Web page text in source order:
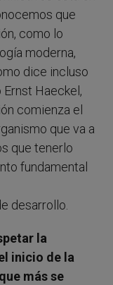
que
como lo
moderna,
dice incluso
Haeckel,
comienza el
que va a
que tenerlo
fundamental
desarrollo.
la
inicio de la
más se